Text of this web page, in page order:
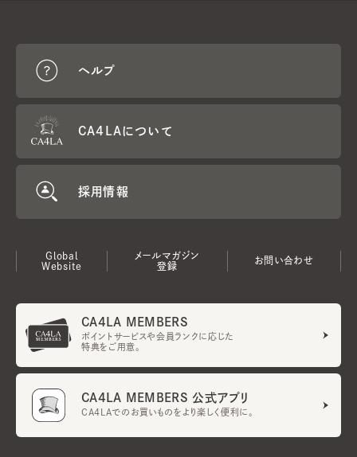
ヘルプ
CA4LAについて
採用情報
Global
Website
メールマガジン
登録
お問い合わせ
CA4LA MEMBERS
ポイントサービスや会員ランクに応じた
特典をご用意。
CA4LA MEMBERS 公式アプリ
CA4LAでのお買いものをより楽しく便利に。